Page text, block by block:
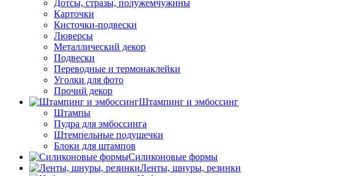
Дотсы, стразы, полужемчужины
Карточки
Кисточки-подвески
Люверсы
Металлический декор
Подвески
Переводные и термонаклейки
Уголки для фото
Прочий декор
Штампинг и эмбоссинг
Штампы
Пудра для эмбоссинга
Штемпельные подушечки
Блоки для штампов
Силиконовые формы
Ленты, шнуры, резинки